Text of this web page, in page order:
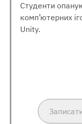
Студенти
комп’ютерних
Unity.